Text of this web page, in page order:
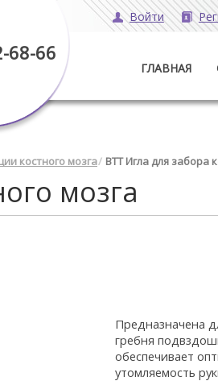
68-66
Войти
ГЛАВНАЯ
костного мозга BTT Игла для забора
мозга
Предназначена
гребня
обеспечивает
утомляемость